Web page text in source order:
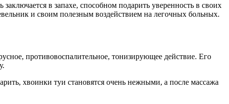
в запахе, способном подарить уверенность в своих
и своим полезным воздействием на легочных больных.
противовоспалительное, тонизирующее действие. Его
хвоинки туи становятся очень нежными, а после массажа